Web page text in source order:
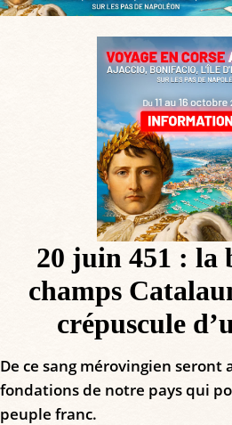
20 juin 451 : la
champs
crépuscule
De ce sang mérovingien seront
fondations de notre pays qui
peuple franc.